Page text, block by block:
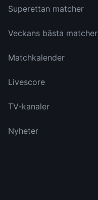
Superettan matcher
Veckans bästa matcher
Matchkalender
Livescore
TV-kanaler
Nyheter